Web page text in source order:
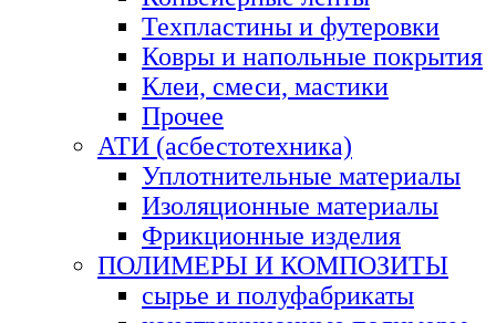
Техпластины и футеровки
Ковры и напольные покрытия
Клеи, смеси, мастики
Прочее
АТИ (асбестотехника)
Уплотнительные материалы
Изоляционные материалы
Фрикционные изделия
ПОЛИМЕРЫ И КОМПОЗИТЫ
сырье и полуфабрикаты